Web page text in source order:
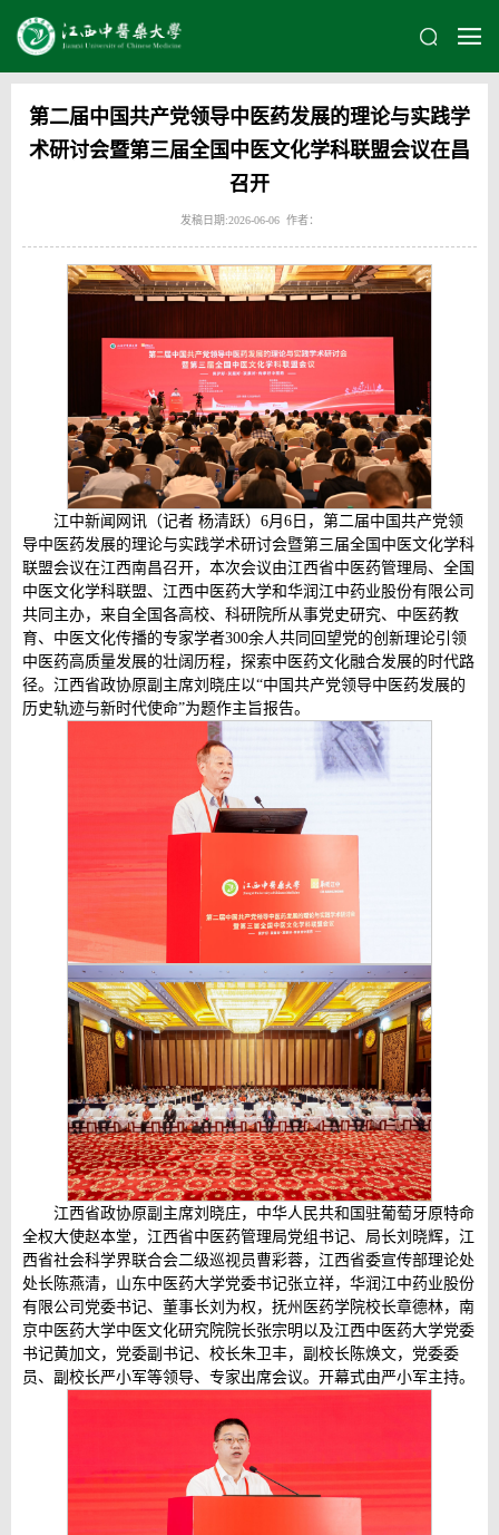
第二届中国共产党领导中医药发展的理论与实践学
术研讨会暨第三届全国中医文化学科联盟会议在昌
召开
发稿日期:2026-06-06 作者：
江中新闻网讯（记者 杨清跃）6月6日，第二届中国共产党领
导中医药发展的理论与实践学术研讨会暨第三届全国中医文化学科
联盟会议在江西南昌召开，本次会议由江西省中医药管理局、全国
中医文化学科联盟、江西中医药大学和华润江中药业股份有限公司
共同主办，来自全国各高校、科研院所从事党史研究、中医药教
育、中医文化传播的专家学者300余人共同回望党的创新理论引领
中医药高质量发展的壮阔历程，探索中医药文化融合发展的时代路
径。江西省政协原副主席刘晓庄以“中国共产党领导中医药发展的
历史轨迹与新时代使命”为题作主旨报告。
江西省政协原副主席刘晓庄，中华人民共和国驻葡萄牙原特命
全权大使赵本堂，江西省中医药管理局党组书记、局长刘晓辉，江
西省社会科学界联合会二级巡视员曹彩蓉，江西省委宣传部理论处
处长陈燕清，山东中医药大学党委书记张立祥，华润江中药业股份
有限公司党委书记、董事长刘为权，抚州医药学院校长章德林，南
京中医药大学中医文化研究院院长张宗明以及江西中医药大学党委
书记黄加文，党委副书记、校长朱卫丰，副校长陈焕文，党委委
员、副校长严小军等领导、专家出席会议。开幕式由严小军主持。